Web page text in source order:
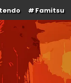
Famitsu